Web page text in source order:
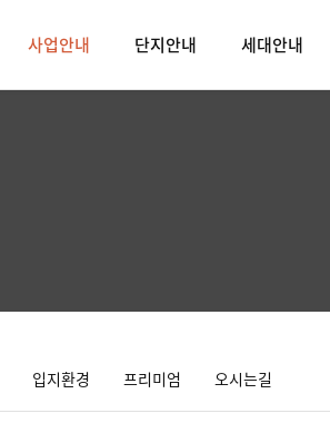
사업안내 단지안내 세대안내
입지환경 프리미엄 오시는길